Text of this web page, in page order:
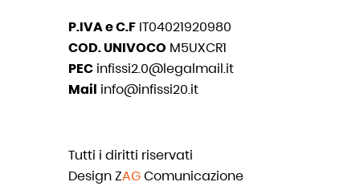
P.IVA e C.F IT04021920980
COD. UNIVOCO M5UXCR1
PEC infissi2.0@legalmail.it
Mail info@infissi20.it
Tutti i diritti riservati
DesignZAGComunicazione